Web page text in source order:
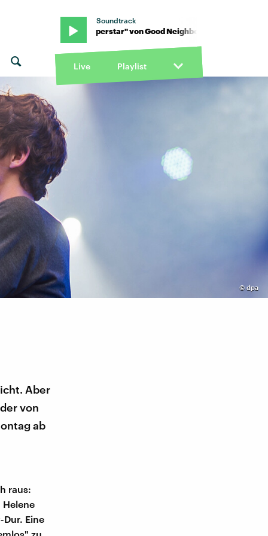
Soundtrack
· "Superstar" von Good Neighbours · "Superstar" von Good
Live Playlist
© dpa
Aber
von
ab
raus:
Eine